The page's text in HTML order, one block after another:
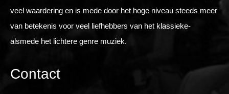
veel waardering en is mede door het hoge niveau steeds meer
van betekenis voor veel liefhebbers van het klassieke-
alsmede het lichtere genre muziek.
Contact